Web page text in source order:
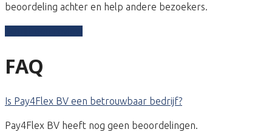
beoordeling achter en help andere bezoekers.
FAQ
Is Pay4Flex BV een betrouwbaar bedrijf?
Pay4Flex BV heeft nog geen beoordelingen.